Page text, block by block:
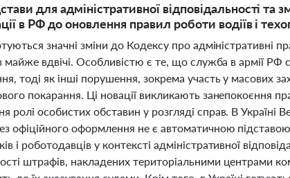
для адміністративної відповідальності та
в РФ до оновлення правил роботи водіїв і
значні зміни до Кодексу про адміністративні
майже вдвічі. Особливістю є те, що служба в армії РФ
тоді як інші порушення, зокрема участь у масових
покарання. Ці новації викликають занепокоєння
ролі особистих обставин у розгляді справ. В
офіційного оформлення не є автоматичною
і роботодавців у контексті адміністративної
штрафів, накладених територіальними центрами